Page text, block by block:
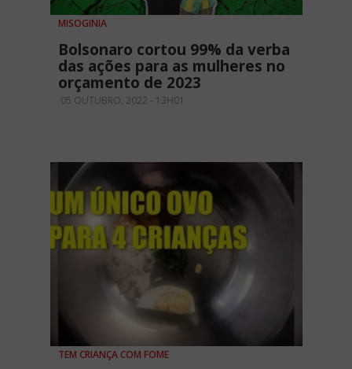
MISOGINIA
Bolsonaro cortou 99% da verba
das ações para as mulheres no
orçamento de 2023
05 OUTUBRO, 2022 - 13H01
TEM CRIANÇA COM FOME